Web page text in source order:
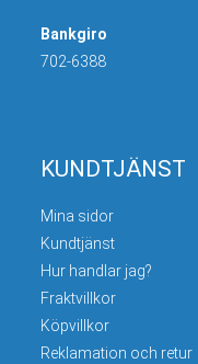
Bankgiro
702-6388
KUNDTJÄNST
Mina sidor
Kundtjänst
Hur handlar jag?
Fraktvillkor
Köpvillkor
Reklamation och retur